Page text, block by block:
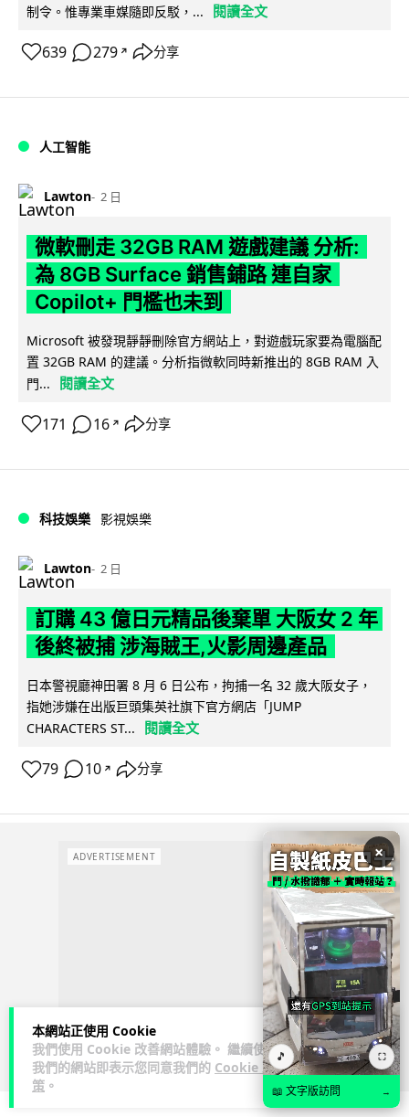
本網站正使用 Cookie
我們使用 Cookie 改善網站體驗。 繼續使用
我們的網站即表示您同意我們的 Cookie 政
策 。
制令。惟專業車媒隨即反駁，...
閱讀全文
639 279 ↗ 分享
人工智能
Lawton 2 日
微軟刪走 32GB RAM 遊戲建議 分析:
為 8GB Surface 銷售鋪路 連自家
Copilot+ 門檻也未到
Microsoft 被發現靜靜刪除官方網站上，對遊戲玩家要為電腦配
置 32GB RAM 的建議。分析指微軟同時新推出的 8GB RAM 入
門...
閱讀全文
171 16 ↗ 分享
科技娛樂 影視娛樂
Lawton 2 日
訂購 43 億日元精品後棄單 大阪女 2 年
後終被捕 涉海賊王,火影周邊產品
日本警視廳神田署 8 月 6 日公布，拘捕一名 32 歲大阪女子，
指她涉嫌在出版巨頭集英社旗下官方網店「JUMP
CHARACTERS ST...
閱讀全文
79 10 ↗ 分享
ADVERTISEMENT ×
🎵 ⛶
📖 文字版訪問 →